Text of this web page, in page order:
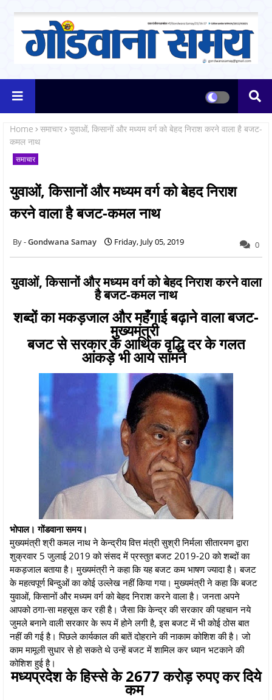
Home समाचार युवाओं, किसानों और मध्यम वर्ग को बेहद निराश करने वाला है बजट-
कमल नाथ
समाचार
युवाओं, किसानों और मध्यम वर्ग को बेहद निराश
करने वाला है बजट-कमल नाथ
Gondwana Samay Friday, July 05, 2019 0
युवाओं, किसानों और मध्यम वर्ग को बेहद निराश करने वाला
है बजट-कमल नाथ
शब्दों का मकड़जाल और महँगाई बढ़ाने वाला बजट-
मुख्यमंत्री
बजट से सरकार के आर्थिक वृद्धि दर के गलत
आंकड़े भी आये सामने
भोपाल। गोंडवाना समय।
मुख्यमंत्री श्री कमल नाथ ने केन्द्रीय वित्त मंत्री सुश्री निर्मला सीतारमण द्वारा
शुक्रवार 5 जुलाई 2019 को संसद में प्रस्तुत बजट 2019-20 को शब्दों का
मकड़जाल बताया है। मुख्यमंत्री ने कहा कि यह बजट कम भाषण ज्यादा है। बजट
के महत्वपूर्ण बिन्दुओं का कोई उल्लेख नहीं किया गया। मुख्यमंत्री ने कहा कि बजट
युवाओं, किसानों और मध्यम वर्ग को बेहद निराश करने वाला है। जनता अपने
आपको ठगा-सा महसूस कर रही है। जैसा कि केन्द्र की सरकार की पहचान नये
जुमले बनाने वाली सरकार के रूप में होने लगी है, इस बजट में भी कोई ठोस बात
नहीं की गई है। पिछले कार्यकाल की बातें दोहराने की नाकाम कोशिश की है। जो
काम मामूली सुधार से हो सकते थे उन्हें बजट में शामिल कर ध्यान भटकाने की
कोशिश हुई है।
मध्यप्रदेश के हिस्से के 2677 करोड़ रुपए कर दिये
कम